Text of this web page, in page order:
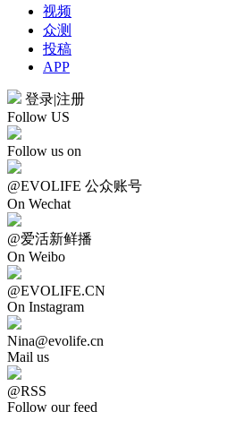
视频
众测
投稿
APP
登录|注册
Follow US
Follow us on
@EVOLIFE 公众账号
On Wechat
@爱活新鲜播
On Weibo
@EVOLIFE.CN
On Instagram
Nina@evolife.cn
Mail us
@RSS
Follow our feed